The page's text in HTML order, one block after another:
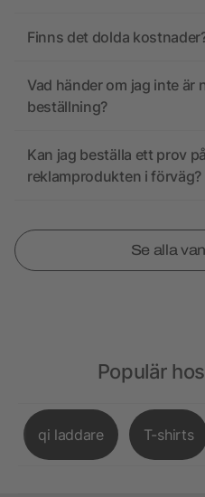
Finns det dolda
Vad händer om jag inte är
beställning?
Kan jag beställa ett prov på
reklamprodukten i förväg?
Se alla
Populär
qi laddare T-shirts